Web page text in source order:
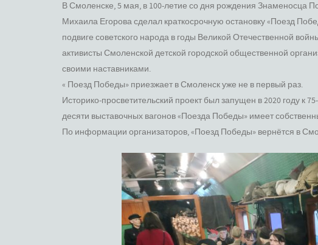
В Смоленске, 5 мая, в 100-летие со дня рождения
Михаила Егорова сделал краткосрочную остановку «Поезд
подвиге советского народа в годы Великой Отечественной
активисты Смоленской детской городской общественной
своими наставниками.
« Поезд Победы» приезжает в Смоленск уже не в первый раз.
Историко-просветительский проект был запущен в 2020 году
десяти выставочных вагонов «Поезда Победы» имеет
По информации организаторов, «Поезд Победы» вернётся в